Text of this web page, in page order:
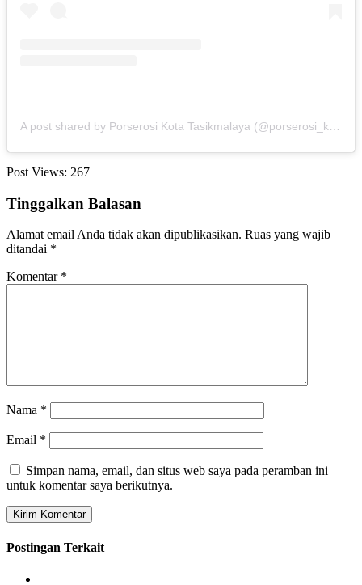
Post Views: 267
Tinggalkan Balasan
Alamat email Anda tidak akan dipublikasikan. Ruas yang wajib
ditandai *
Komentar *
Nama *
Email *
Simpan nama, email, dan situs web saya pada peramban ini
untuk komentar saya berikutnya.
Postingan Terkait